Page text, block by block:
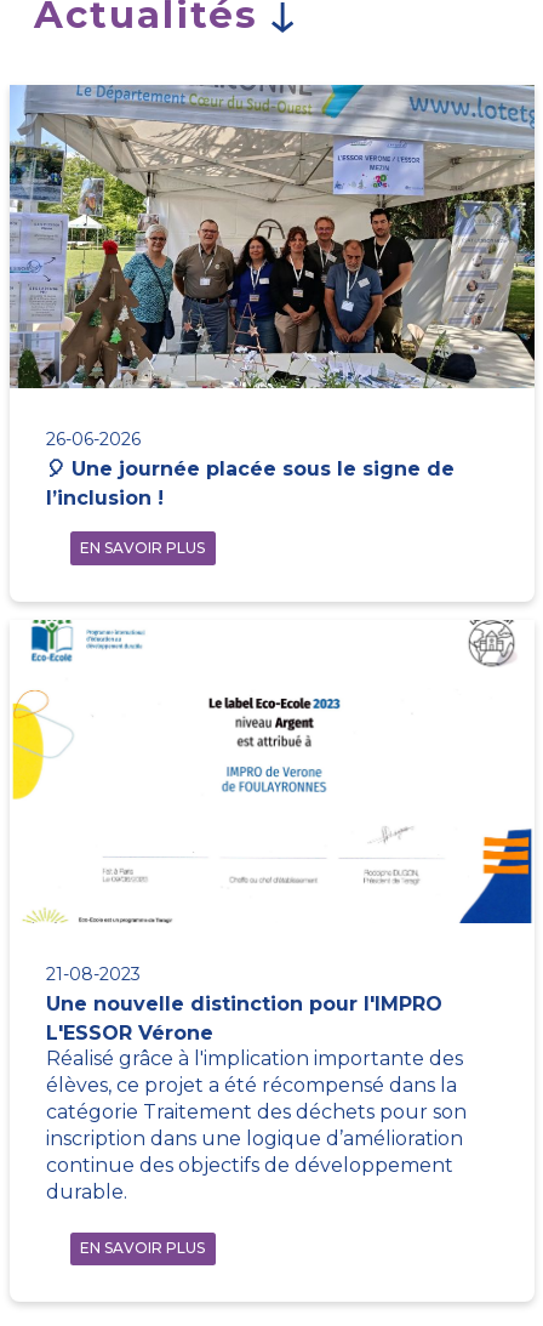
Actualités
26-06-2026
🎈 Une journée placée sous le signe de
l’inclusion !
EN SAVOIR PLUS
21-08-2023
Une nouvelle distinction pour l'IMPRO
L'ESSOR Vérone
Réalisé grâce à l'implication importante des
élèves, ce projet a été récompensé dans la
catégorie Traitement des déchets pour son
inscription dans une logique d’amélioration
continue des objectifs de développement
durable.
EN SAVOIR PLUS